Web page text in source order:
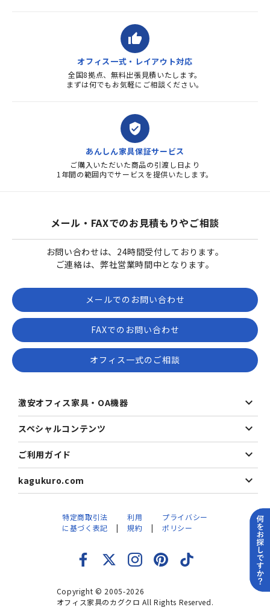
thumb_up
オフィス一式・レイアウト対応
全国8拠点、無料出張見積いたします。
まずは何でもお気軽にご相談ください。
verified_user
あんしん家具保証サービス
ご購入いただいた商品の引渡し日より
1年間の範囲内でサービスを提供いたします。
メール・FAXでのお見積もりやご相談
お問い合わせは、24時間受付しております。
ご連絡は、弊社営業時間中となります。
メールでのお問い合わせ
FAXでのお問い合わせ
オフィス一式のご相談
激安オフィス家具・OA機器
スペシャルコンテンツ
ご利用ガイド
kagukuro.com
Copyright © 2005-2026
オフィス家具のカグクロ All Rights Reserved.
特定商取引法
に基づく表記
利用
規約
プライバシー
ポリシー